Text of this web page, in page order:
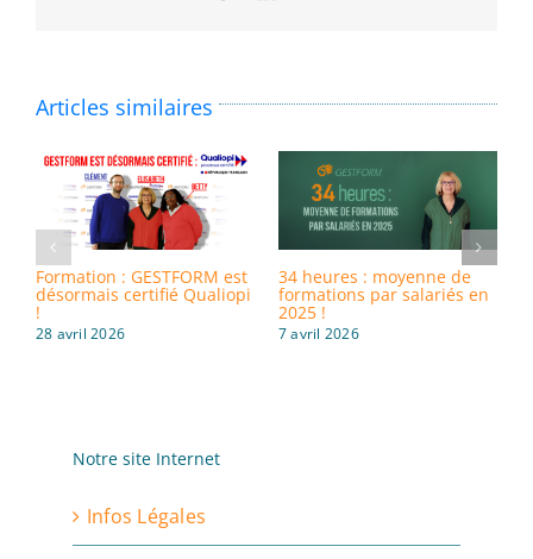
Articles similaires
Formation : GESTFORM est
désormais certifié Qualiopi
!
28 avril 2026
34 heures : moyenne de
formations par salariés en
2025 !
7 avril 2026
Notre site Internet
Infos Légales